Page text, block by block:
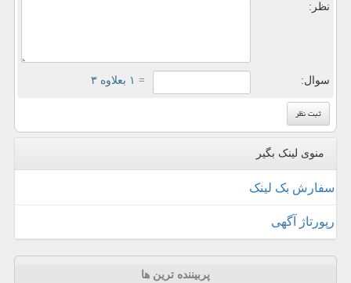
نظر:
سوال: = ۱ بعلاوه ۳
منوی لینک بگیر
سفارش بک لینک
رپورتاژ آگهی
پربیننده ترین ها